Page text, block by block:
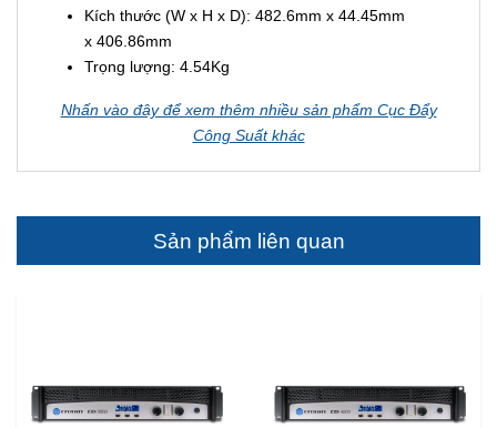
Kích thước (W x H x D): 482.6mm x 44.45mm
x 406.86mm
Trọng lượng: 4.54Kg
Nhấn vào đây để xem thêm nhiều sản phẩm Cục Đẩy
Công Suất khác
Sản phẩm liên quan